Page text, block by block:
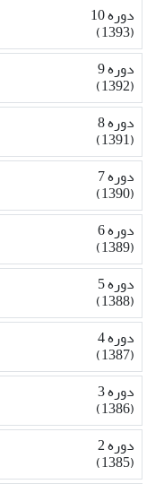
دوره 10
(1393)
دوره 9
(1392)
دوره 8
(1391)
دوره 7
(1390)
دوره 6
(1389)
دوره 5
(1388)
دوره 4
(1387)
دوره 3
(1386)
دوره 2
(1385)